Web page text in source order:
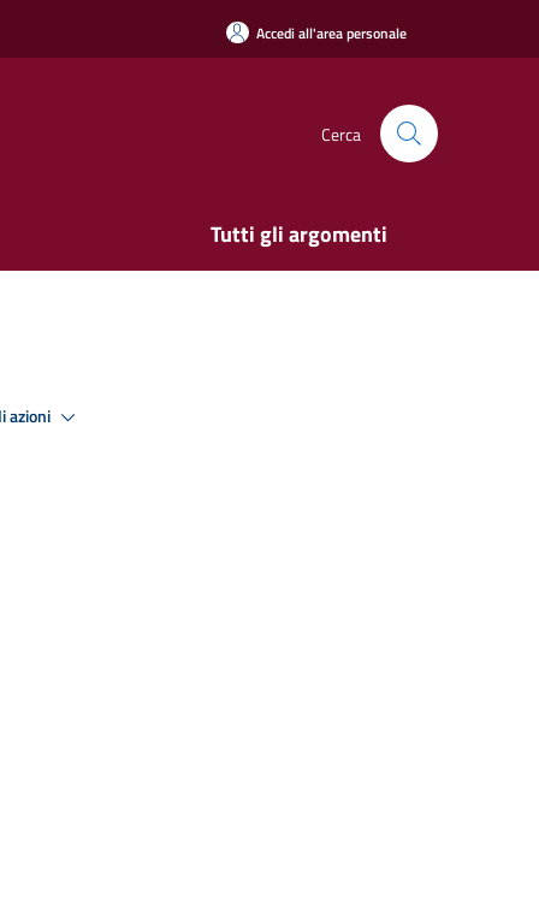
Accedi all'area personale
Cerca
Tutti gli argomenti
azioni